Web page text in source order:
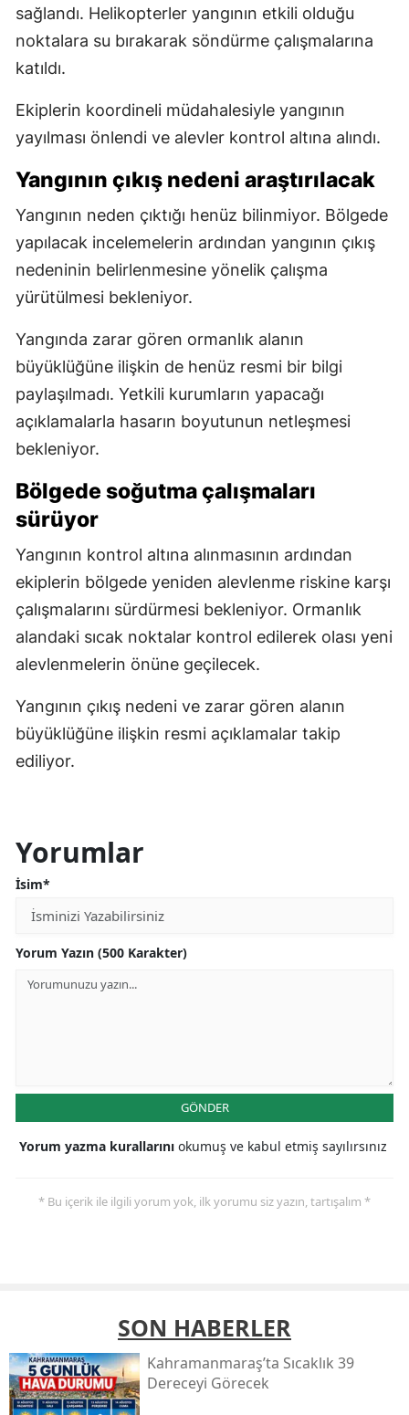
sağlandı. Helikopterler yangının etkili olduğu
noktalara su bırakarak söndürme çalışmalarına
katıldı.
Ekiplerin koordineli müdahalesiyle yangının
yayılması önlendi ve alevler kontrol altına alındı.
Yangının çıkış nedeni araştırılacak
Yangının neden çıktığı henüz bilinmiyor. Bölgede
yapılacak incelemelerin ardından yangının çıkış
nedeninin belirlenmesine yönelik çalışma
yürütülmesi bekleniyor.
Yangında zarar gören ormanlık alanın
büyüklüğüne ilişkin de henüz resmi bir bilgi
paylaşılmadı. Yetkili kurumların yapacağı
açıklamalarla hasarın boyutunun netleşmesi
bekleniyor.
Bölgede soğutma çalışmaları
sürüyor
Yangının kontrol altına alınmasının ardından
ekiplerin bölgede yeniden alevlenme riskine karşı
çalışmalarını sürdürmesi bekleniyor. Ormanlık
alandaki sıcak noktalar kontrol edilerek olası yeni
alevlenmelerin önüne geçilecek.
Yangının çıkış nedeni ve zarar gören alanın
büyüklüğüne ilişkin resmi açıklamalar takip
ediliyor.
Yorumlar
İsim*
Yorum Yazın (500 Karakter)
GÖNDER
Yorum yazma kurallarını okumuş ve kabul etmiş sayılırsınız
* Bu içerik ile ilgili yorum yok, ilk yorumu siz yazın, tartışalım *
SON HABERLER
Kahramanmaraş’ta Sıcaklık 39
Dereceyi Görecek